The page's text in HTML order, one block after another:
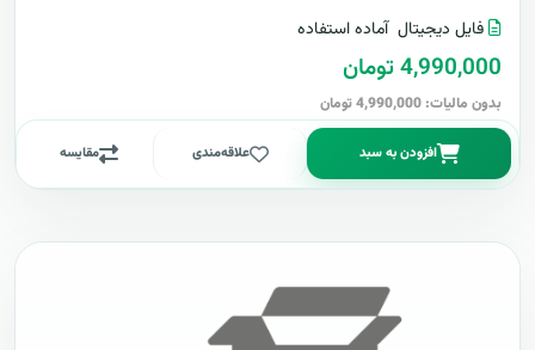
فایل دیجیتال آماده استفاده
4,990,000 تومان
بدون مالیات: 4,990,000 تومان
افزودن به سبد علاقه‌مندی مقایسه